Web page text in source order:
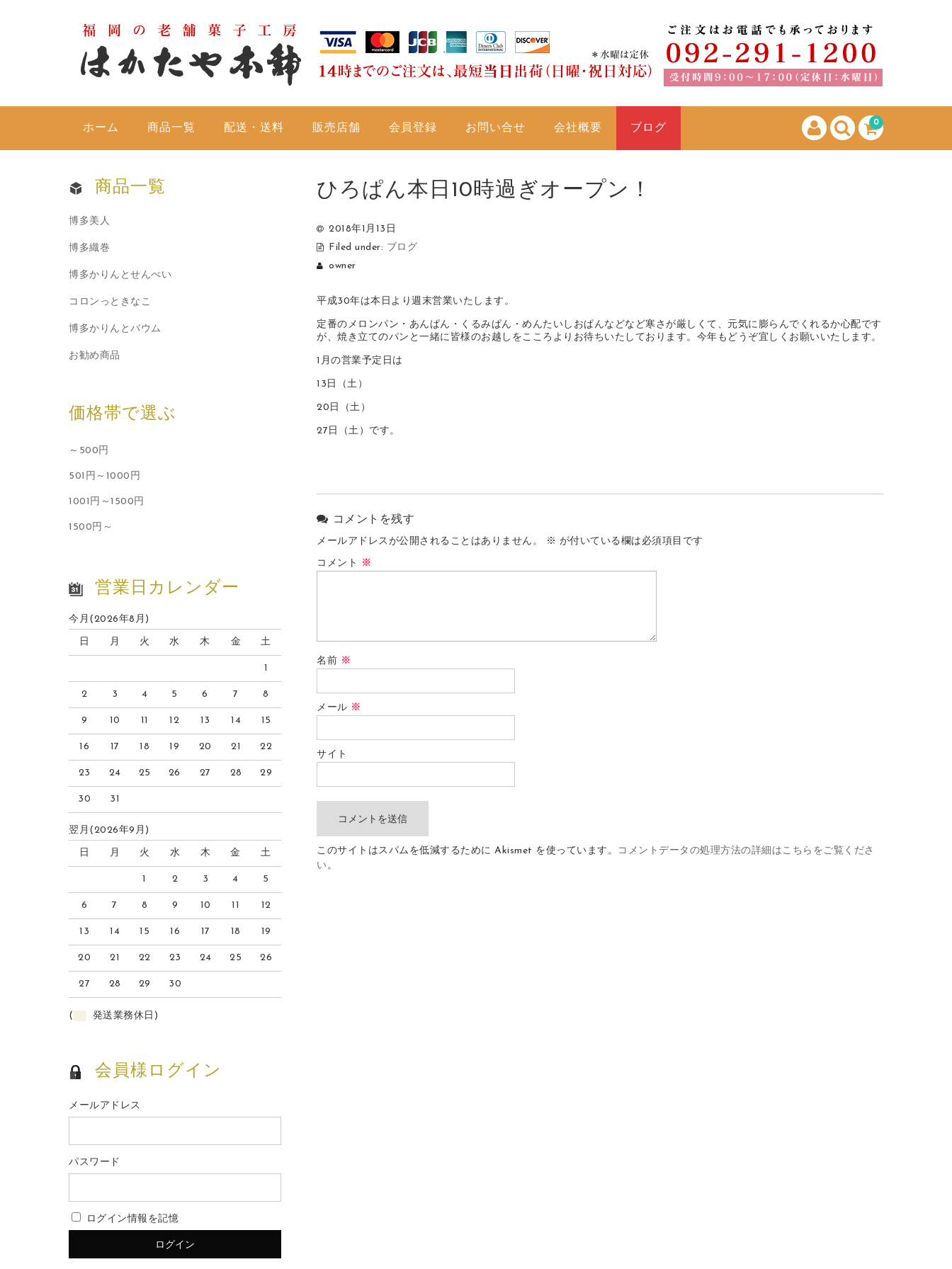
0
ホーム 商品一覧 配送・送料 販売店舗 会員登録 お問い合せ 会社概要 ブログ
ひろぱん本日10時過ぎオープン！
2018年1月13日
Filed under: ブログ
owner
平成30年は本日より週末営業いたします。
定番のメロンパン・あんぱん・くるみぱん・めんたいしおぱんなどなど寒さが厳しくて、元気に膨らんでくれるか心配です
が、焼き立てのパンと一緒に皆様のお越しをこころよりお待ちいたしております。今年もどうぞ宜しくお願いいたします。
1月の営業予定日は
13日（土）
20日（土）
27日（土）です。
コメントを残す
メールアドレスが公開されることはありません。 ※ が付いている欄は必須項目です
コメント ※
名前 ※
メール ※
サイト
このサイトはスパムを低減するために Akismet を使っています。
コメントデータの処理方法の詳細はこちらをご覧くださ
い 。
商品一覧
博多美人
博多織巻
博多かりんとせんべい
コロンっときなこ
博多かりんとバウム
お勧め商品
価格帯で選ぶ
～500円
501円～1000円
1001円～1500円
1500円～
営業日カレンダー
今月(2026年8月)
日 月 火 水 木 金 土
1
2 3 4 5 6 7 8
9 10 11 12 13 14 15
16 17 18 19 20 21 22
23 24 25 26 27 28 29
30 31
翌月(2026年9月)
日 月 火 水 木 金 土
1 2 3 4 5
6 7 8 9 10 11 12
13 14 15 16 17 18 19
20 21 22 23 24 25 26
27 28 29 30
( 発送業務休日)
会員様ログイン
メールアドレス
パスワード
ログイン情報を記憶